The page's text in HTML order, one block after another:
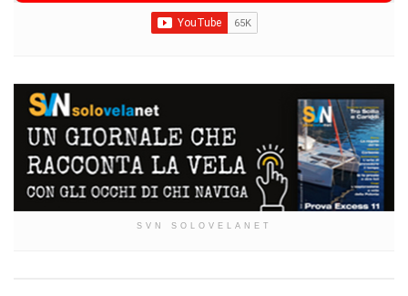
SVN SOLOVELANET